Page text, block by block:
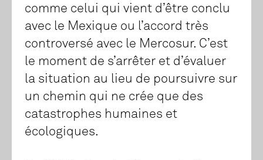
comme celui qui vient d’être conclu
avec le Mexique ou l’accord très
controversé avec le Mercosur. C’est
le moment de s’arrêter et d’évaluer
la situation au lieu de poursuivre sur
un chemin qui ne crée que des
catastrophes humaines et
écologiques.